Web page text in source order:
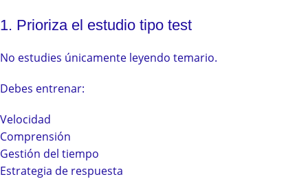
1. Prioriza el estudio tipo test
No estudies únicamente leyendo temario.
Debes entrenar:
Velocidad
Comprensión
Gestión del tiempo
Estrategia de respuesta